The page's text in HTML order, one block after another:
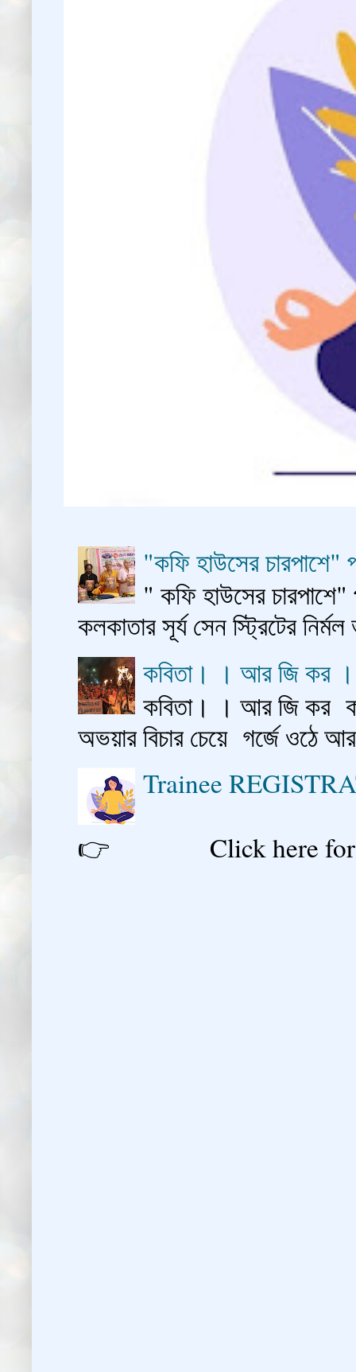
"কফি হাউসের
" কফি হাউসের
কলকাতার সূর্য সেন স্ট্রিটের
কবিতা। । আর জি কর
কবিতা। । আর জি কর
অভয়ার বিচার চেয়ে গর্জে
Trainee
👉 Click here for